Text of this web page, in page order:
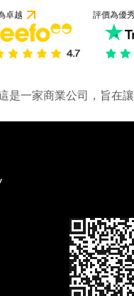
卓越 評價為優
是一家商業公司，旨在